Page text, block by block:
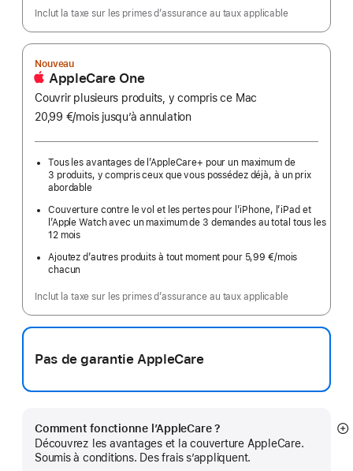
Inclut la taxe sur les primes d’assurance au taux applicable
Nouveau
AppleCare One
Couvrir plusieurs produits, y compris ce Mac
20,99 €/moispar
jusqu’à annulation
Tous les avantages de l’AppleCare+ pour un maximum de
3 produits, y compris ceux que vous possédez déjà, à un prix
abordable
Couverture contre le vol et les pertes pour l’iPhone, l’iPad et
l’Apple Watch avec un maximum de 3 demandes au total tous les
12 mois
Ajoutez d’autres produits à tout moment pour 5,99 €/mois
chacun
Inclut la taxe sur les primes d’assurance au taux applicable
Pas de garantie AppleCare
Comment fonctionne l’AppleCare ?
Découvrez les avantages et la couverture AppleCare.
Soumis à conditions. Des frais s’appliquent.